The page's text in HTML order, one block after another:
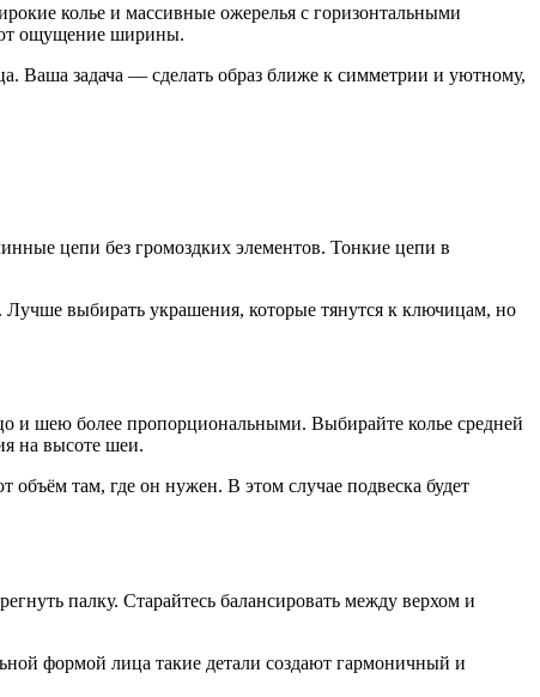
колье и массивные ожерелья с горизонтальными
ощущение ширины.
Ваша задача — сделать образ ближе к симметрии и уютному,
цепи без громоздких элементов. Тонкие цепи в
выбирать украшения, которые тянутся к ключицам, но
и шею более пропорциональными. Выбирайте колье средней
на высоте шеи.
там, где он нужен. В этом случае подвеска будет
палку. Старайтесь балансировать между верхом и
формой лица такие детали создают гармоничный и